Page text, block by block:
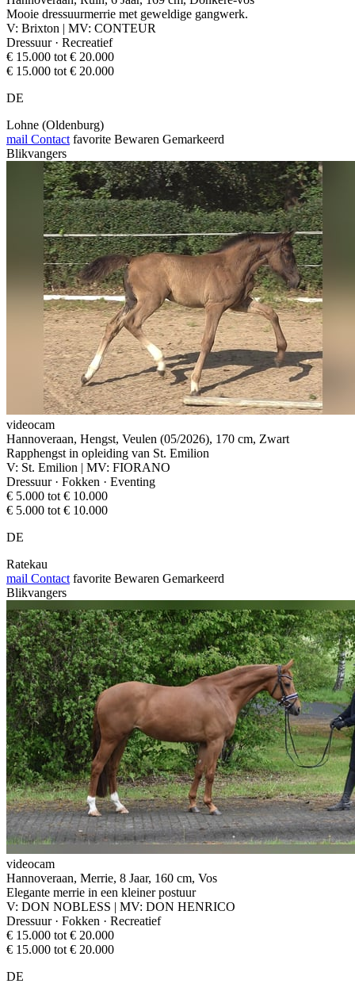
Mooie dressuurmerrie met geweldige gangwerk.
V: Brixton | MV: CONTEUR
Dressuur · Recreatief
€ 15.000 tot € 20.000
€ 15.000 tot € 20.000
DE
Lohne (Oldenburg)
mail Contact favorite Bewaren Gemarkeerd
Blikvangers
videocam
Hannoveraan, Hengst, Veulen (05/2026), 170 cm, Zwart
Rapphengst in opleiding van St. Emilion
V: St. Emilion | MV: FIORANO
Dressuur · Fokken · Eventing
€ 5.000 tot € 10.000
€ 5.000 tot € 10.000
DE
Ratekau
mail Contact favorite Bewaren Gemarkeerd
Blikvangers
videocam
Hannoveraan, Merrie, 8 Jaar, 160 cm, Vos
Elegante merrie in een kleiner postuur
V: DON NOBLESS | MV: DON HENRICO
Dressuur · Fokken · Recreatief
€ 15.000 tot € 20.000
€ 15.000 tot € 20.000
DE